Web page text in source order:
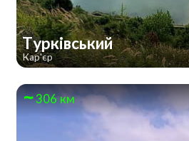
Турківський
Кар'єр
306 км